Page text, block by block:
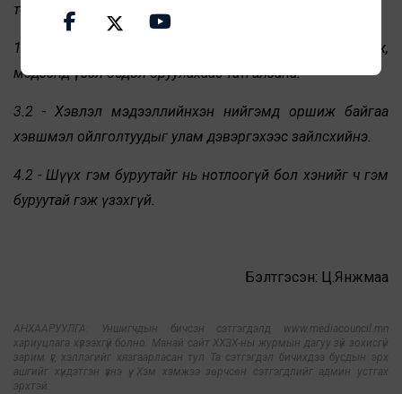
тодорхой дурдахыг эрмэлзэнэ.
1.5 - Нөлөөллийн болон мэдээллийн бүтээлийг ялгаж,
мэдээнд үзэл бодол оруулахаас татгалзана.
3.2 - Хэвлэл мэдээллийнхэн нийгэмд оршиж байгаа
хэвшмэл ойлголтуудыг улам дэвэргэхээс зайлсхийнэ.
4.2 - Шүүх гэм буруутайг нь нотлоогүй бол хэнийг ч гэм
буруутай гэж үзэхгүй.
Бэлтгэсэн: Ц.Янжмаа
АНХААРУУЛГА: Уншигчдын бичсэн сэтгэгдэлд www.mediacouncil.mn
хариуцлага хүлээхгүй болно. Манай сайт ХХЗХ-ны журмын дагуу зүй зохисгүй
зарим үг, хэллэгийг хязгаарласан тул Та сэтгэгдэл бичихдээ бусдын эрх
ашгийг хүндэтгэн үзнэ үү. Хэм хэмжээ зөрчсөн сэтгэгдлийг админ устгах
эрхтэй.